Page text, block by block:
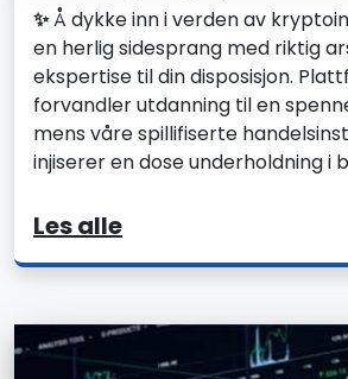
✨Å dykke inn i verden av
en herlig sidesprang med riktig
ekspertise til din disposisjon.
forvandler utdanning til en
mens våre spillifiserte
injiserer en dose underholdning i
Les alle